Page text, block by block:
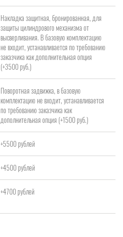
Накладка защитная, бронированная, для
защиты цилиндрового механизма от
высверливания. В базовую комплектацию
не входит, устанавливается по требованию
заказчика как дополнительная опция
(+3500 руб.)
Поворотная задвижка, в базовую
комплектацию не входит, устанавливается
по требованию заказчика как
дополнительная опция (+1500 руб.)
+5500 рублей
+4500 рублей
+4700 рублей